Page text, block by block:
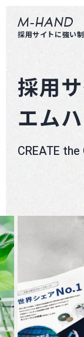
エ
採用サイトに強い
採用
エム
CREATE